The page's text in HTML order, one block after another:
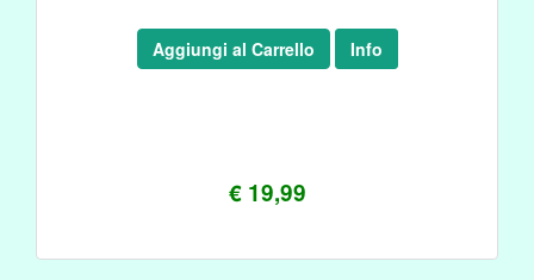
€ 19,99
Aggiungi al Carrello Info